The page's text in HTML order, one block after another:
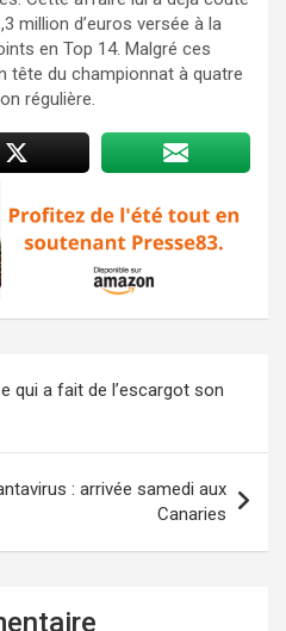
million d’euros versée à la
en Top 14. Malgré ces
tête du championnat à quatre
régulière.
qui a fait de l’escargot son
: arrivée samedi aux
Canaries